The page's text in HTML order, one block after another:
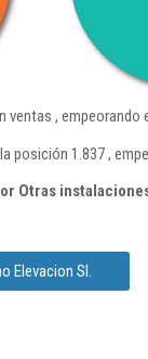
ventas , empeorando
posición 1.837 ,
Otras
Elevacion Sl.